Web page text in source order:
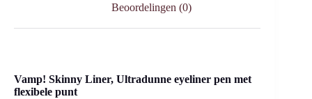
Beoordelingen (0)
Vamp! Skinny Liner, Ultradunne eyeliner pen met
flexibele punt